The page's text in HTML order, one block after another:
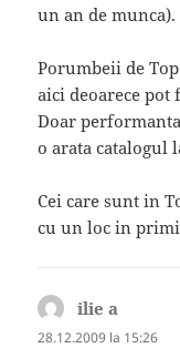
un an de munca).
Porumbeii de
aici deoarece pot
Doar
o arata catalogul
Cei care sunt in
cu un loc in
ilie a
28.12.2009 la 15:26